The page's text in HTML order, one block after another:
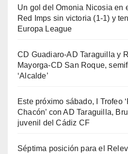
Un gol del Omonia Nicosia en
Red Imps sin victoria (1-1) y
Europa League
CD Guadiaro-AD Taraguilla y
Mayorga-CD San Roque,
‘Alcalde’
Este próximo sábado, I Trofeo
Chacón’ con AD Taraguilla,
juvenil del Cádiz CF
Séptima posición para el